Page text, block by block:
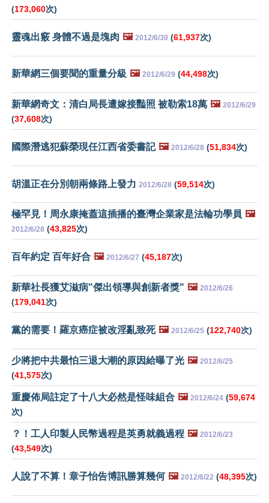
(173,060次)
靈魂出竅 身體不過是塊肉 🖼️ 2012/6/30 (61,937次)
新華網三個要聞的重量分級 🖼️ 2012/6/29 (44,498次)
新華網奇文：清白局長遭嫁接豔照 被勒索18萬 🖼️ 2012/6/29
(37,608次)
國際潛逃犯蘇榮現任江西省委書記 🖼️ 2012/6/28 (51,834次)
胡溫正在分別朝兩條路上發力 2012/6/28 (59,514次)
極罕見！周永康掩蓋這插播的臺灣企業家是法輪功學員 🖼️
2012/6/28 (43,825次)
百年約定 百年好合 🖼️ 2012/6/27 (45,187次)
新華社長獲艾滋病"傑出領導與創新者獎" 🖼️ 2012/6/26
(179,041次)
黨的需要！羅京癌症被改淫亂致死 🖼️ 2012/6/25 (122,740次)
少將把中共最怕三退大潮的原因給曝了光 🖼️ 2012/6/25
(41,575次)
重慶佈局註定了十八大必然是怪味組合 🖼️ 2012/6/24 (59,674
次)
？！工人印製人民幣過程是英勇就義過程 🖼️ 2012/6/23
(43,549次)
人說了不算！章子怡告博訊勝算幾何 🖼️ 2012/6/22 (48,395次)